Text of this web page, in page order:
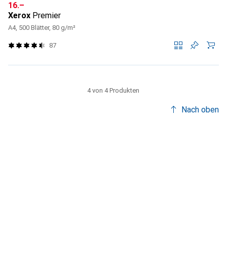
CHF
16.–
Xerox Premier
A4, 500 Blätter, 80 g/m²
87
4 von 4 Produkten
Nach oben